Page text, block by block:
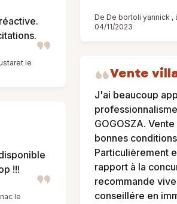
le
!!!
le
De De bortoli yannick ,
04/11/2023
Vente
J'ai beaucoup
GOGOSZA.
bonnes
Particulièrement
rapport à la
recommande
conseillére en